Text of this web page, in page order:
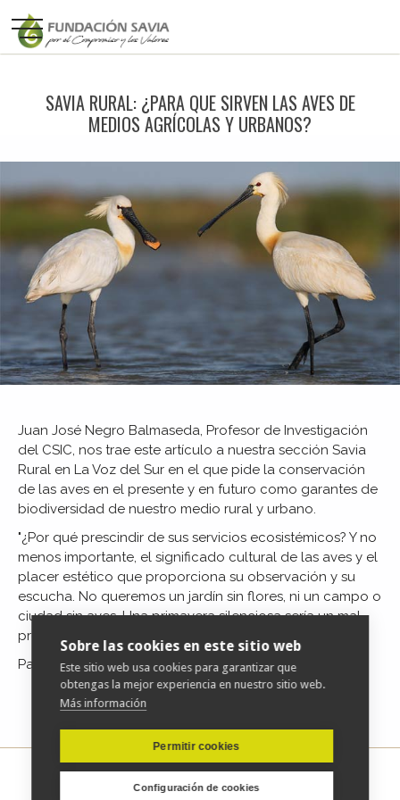
SAVIA RURAL: ¿PARA QUE SIRVEN LAS AVES DE
MEDIOS AGRÍCOLAS Y URBANOS?
Juan José Negro Balmaseda, Profesor de Investigación
del CSIC, nos trae este artículo a nuestra sección Savia
Rural en La Voz del Sur en el que pide la conservación
de las aves en el presente y en futuro como garantes de
biodiversidad de nuestro medio rural y urbano.
"¿Por qué prescindir de sus servicios ecosistémicos? Y no
menos importante, el significado cultural de las aves y el
placer estético que proporciona su observación y su
escucha. No queremos un jardín sin flores, ni un campo o
ciudad sin aves. Una primavera silenciosa sería un mal
presagio para la humanidad."
Para acceder al artículo completopulse aquí
Sobre las cookies en este sitio web
Este sitio web usa cookies para garantizar que
obtengas la mejor experiencia en nuestro sitio web.
Más información
Permitir cookies
Configuración de cookies